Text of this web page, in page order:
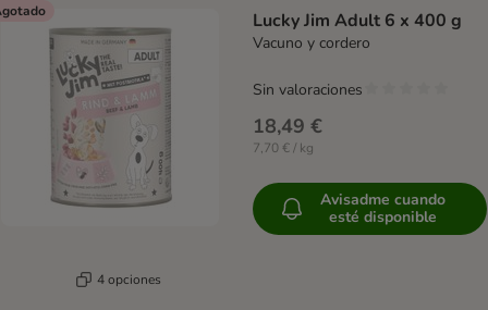
4 opciones
Lucky Jim Adult 6 x 400 g
Vacuno y cordero
18,49 €
7,70 € / kg
Sin valoraciones
Avisadme cuando
esté disponible